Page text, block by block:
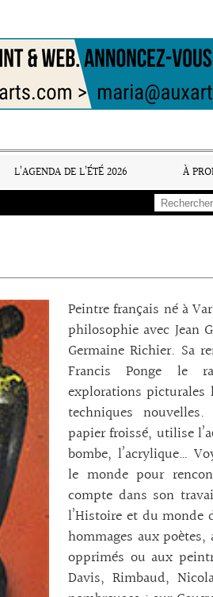
L’AGENDA DE L’ÉTÉ 2026 À
Peintre français né à
philosophie avec Jean
Germaine Richier. Sa
Francis Ponge le
explorations picturales
techniques
papier froissé, utilise
bombe, l’acrylique…
le monde pour
compte dans son
l’Histoire et du monde
hommages aux
opprimés ou aux
Davis, Rimbaud,